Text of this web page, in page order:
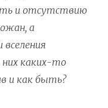
и отсутствию
а
каких-то
и как быть?